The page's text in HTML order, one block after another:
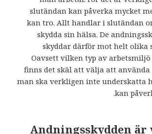
slutändan kan påverka mycket
kan tro. Allt handlar i slutändan
skydda sin hälsa. De
skyddar därför mot helt olika
Oavsett vilken typ av
finns det skäl att välja att använda
man ska verkligen inte underskatta
kan
Andningsskydden